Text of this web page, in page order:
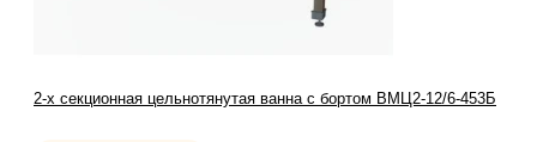
2-х секционная цельнотянутая ванна с бортом ВМЦ2-12/6-453Б